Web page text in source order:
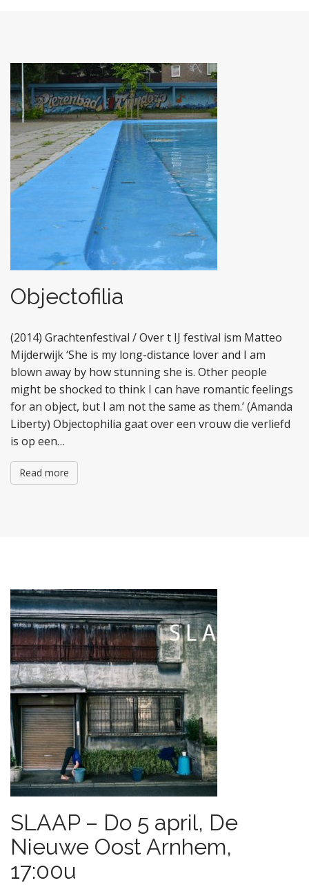
Objectofilia
(2014) Grachtenfestival / Over t IJ festival ism Matteo
Mijderwijk ‘She is my long-distance lover and I am
blown away by how stunning she is. Other people
might be shocked to think I can have romantic feelings
for an object, but I am not the same as them.’ (Amanda
Liberty) Objectophilia gaat over een vrouw die verliefd
is op een…
Read more
SLAAP – Do 5 april, De
Nieuwe Oost Arnhem,
17:00u